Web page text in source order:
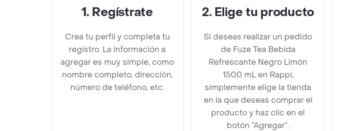
1. Regístrate
Crea tu perfil y completa tu
registro. La información a
agregar es muy simple, como
nombre completo, dirección,
número de teléfono, etc.
2. Elige tu producto
Si deseas realizar un pedido
de Fuze Tea Bebida
Refrescante Negro Limón
1500 mL en Rappi,
simplemente elige la tienda
en la que deseas comprar el
producto y haz clic en el
botón “Agregar”.